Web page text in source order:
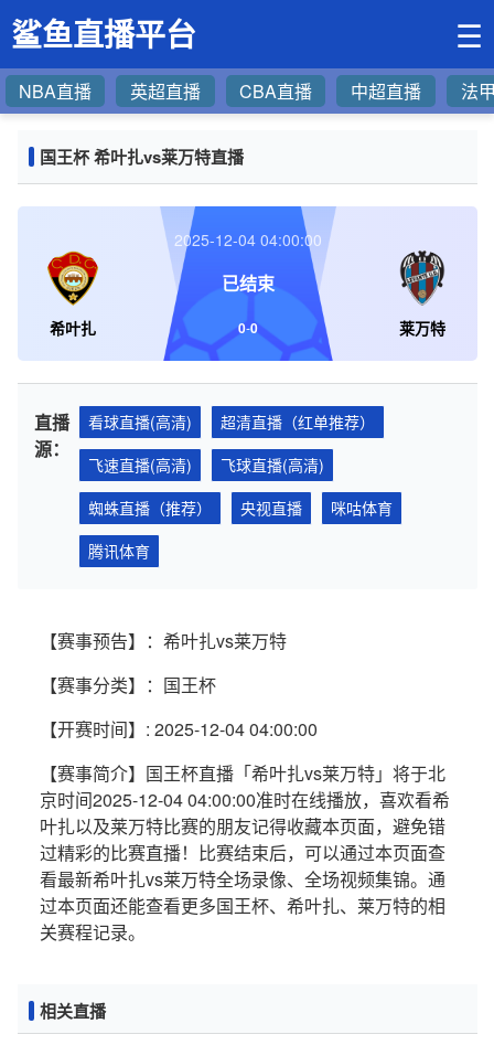
鲨鱼直播平台 ☰
NBA直播 英超直播 CBA直播 中超直播 法
国王杯 希叶扎vs莱万特直播
希叶扎 莱万特
2025-12-04 04:00:00
已结束
0-0
直播
源：
看球直播(高清)
超清直播（红单推荐）
飞速直播(高清)
飞球直播(高清)
蜘蛛直播（推荐）
央视直播
咪咕体育
腾讯体育
【赛事预告】：希叶扎vs莱万特
【赛事分类】：国王杯
【开赛时间】: 2025-12-04 04:00:00
【赛事简介】国王杯直播「希叶扎vs莱万特」将于北
京时间2025-12-04 04:00:00准时在线播放，喜欢看希
叶扎以及莱万特比赛的朋友记得收藏本页面，避免错
过精彩的比赛直播！比赛结束后，可以通过本页面查
看最新希叶扎vs莱万特全场录像、全场视频集锦。通
过本页面还能查看更多国王杯、希叶扎、莱万特的相
关赛程记录。
相关直播